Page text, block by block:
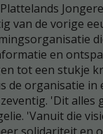
van de vorige
en
tot een stukje
de organisatie in
'Dit alles
'Vanuit die